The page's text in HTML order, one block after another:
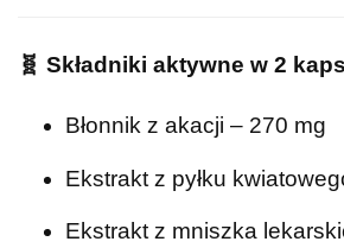
🧬 Składniki aktywne w 2
Błonnik z akacji – 270 mg
Ekstrakt z pyłku
Ekstrakt z mniszka